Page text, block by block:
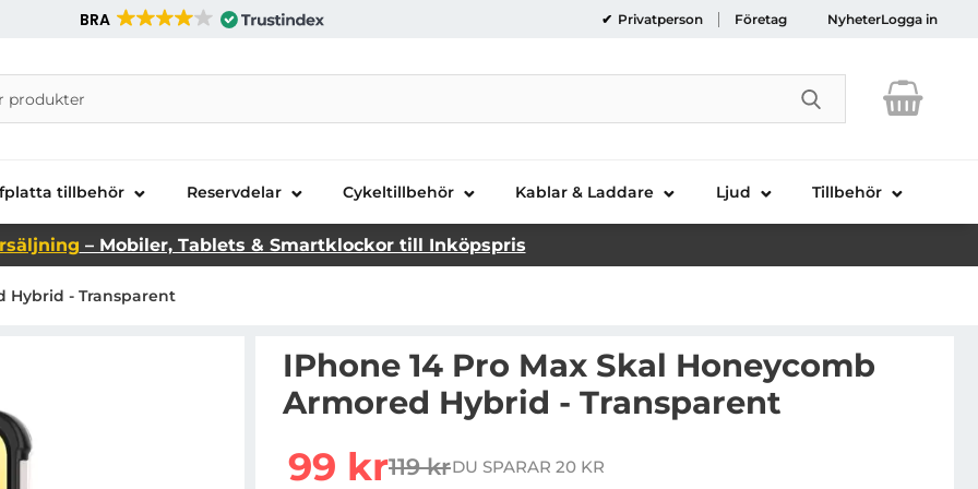
BRA Privatperson Företag NyheterLogga in
Telecom AB
Genomför
tillbehör Reservdelar Cykeltillbehör Kablar & Laddare Ljud Tillbehör
– Mobiler, Tablets & Smartklockor till Inköpspris
Hybrid - Transparent
IPhone 14 Pro Max Skal Honeycomb
Armored Hybrid - Transparent
rea pris
99 krtidigare pris
119 krDU SPARAR 20 KR